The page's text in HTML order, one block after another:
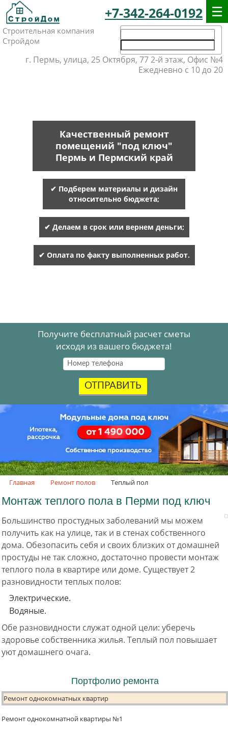
+7-342-264-0192
Строительная компания
Стройдом
г. Пермь, улица, 25 Октября, 77 2-й этаж, Офис №4
Ежедневно с 10 до 20
Качественный ремонт
помещений "под ключ"
Пермь и Пермский край
✔ Подберем материалы и дизайн
относительно бюджета;
✔ Делаем в срок или вернем деньги;
✔ Оплата по факту выполненных работ.
Получите бесплатный расчет сметы
исходя из вашего бюджета!
ОТПРАВИТЬ
Акция
.
.
Главная Ремонт полов Теплый пол
Монтаж теплого пола в Перми под ключ
Большинство простудных заболеваний мы можем
получить как на улице, так и в стенах собственного
дома. Обезопасить себя и своих близких от домашней
простуды не так сложно, достаточно провести монтаж
теплого пола в квартире или доме. Существует 2
разновидности теплых полов:
Электрические.
Водяные.
Обе разновидности служат одной цели: уберечь
здоровье собственника жилья. Теплый пол повышает
уют домашнего очага.
Портфолио ремонта
Ремонт однокомнатных квартир
Ремонт однокомнатной квартиры №1